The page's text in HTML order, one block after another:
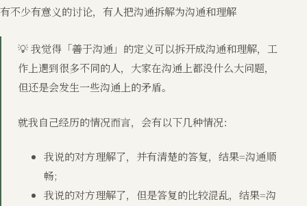
有不少有意义的讨论，有人把沟通拆解为沟通和理解
💡 我觉得「善于沟通」的定义可以拆开成沟通和理解，工
作上遇到很多不同的人，大家在沟通上都没什么大问题，
但还是会发生一些沟通上的矛盾。
就我自己经历的情况而言，会有以下几种情况：
我说的对方理解了，并有清楚的答复，结果=沟通顺
畅;
我说的对方理解了，但是答复的比较混乱，结果=沟